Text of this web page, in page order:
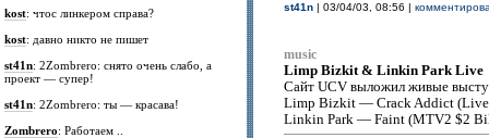
kost: чтос линкером справа?
kost: давно никто не пишет
st41n: 2Zombrero: снято очень слабо, а
проект — супер!
st41n: 2Zombrero: ты — красава!
Zombrero: Работаем ..
st41n| 03/04/03, 08:56 |
music
Limp Bizkit & Linkin Park Live
Сайт UCV выложил живые
Limp Bizkit — Crack Addict (Live
Linkin Park — Faint (MTV2 $2